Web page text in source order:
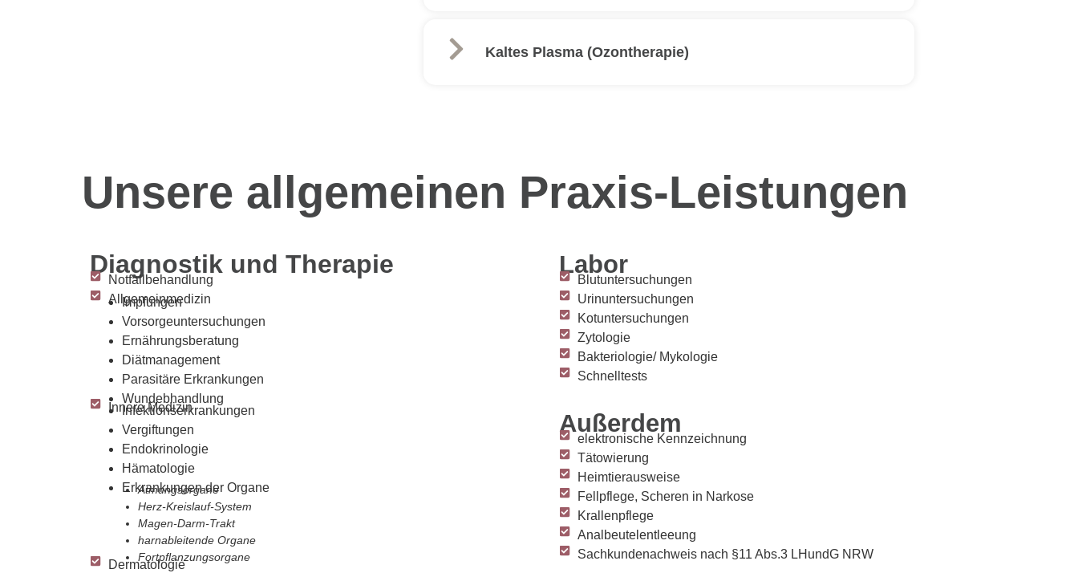
Kaltes Plasma (Ozontherapie)
Unsere allgemeinen Praxis-Leistungen
Diagnostik und Therapie
Notfallbehandlung
Allgemeinmedizin
Impfungen
Vorsorgeuntersuchungen
Ernährungsberatung
Diätmanagement
Parasitäre Erkrankungen
Wundebhandlung
Innere Medizin
Infektionserkrankungen
Vergiftungen
Endokrinologie
Hämatologie
Erkrankungen der Organe
Atmungsorgane
Herz-Kreislauf-System
Magen-Darm-Trakt
harnableitende Organe
Fortpflanzungsorgane
Dermatologie
Labor
Blutuntersuchungen
Urinuntersuchungen
Kotuntersuchungen
Zytologie
Bakteriologie/ Mykologie
Schnelltests
Außerdem
elektronische Kennzeichnung
Tätowierung
Heimtierausweise
Fellpflege, Scheren in Narkose
Krallenpflege
Analbeutelentleeung
Sachkundenachweis nach §11 Abs.3 LHundG NRW